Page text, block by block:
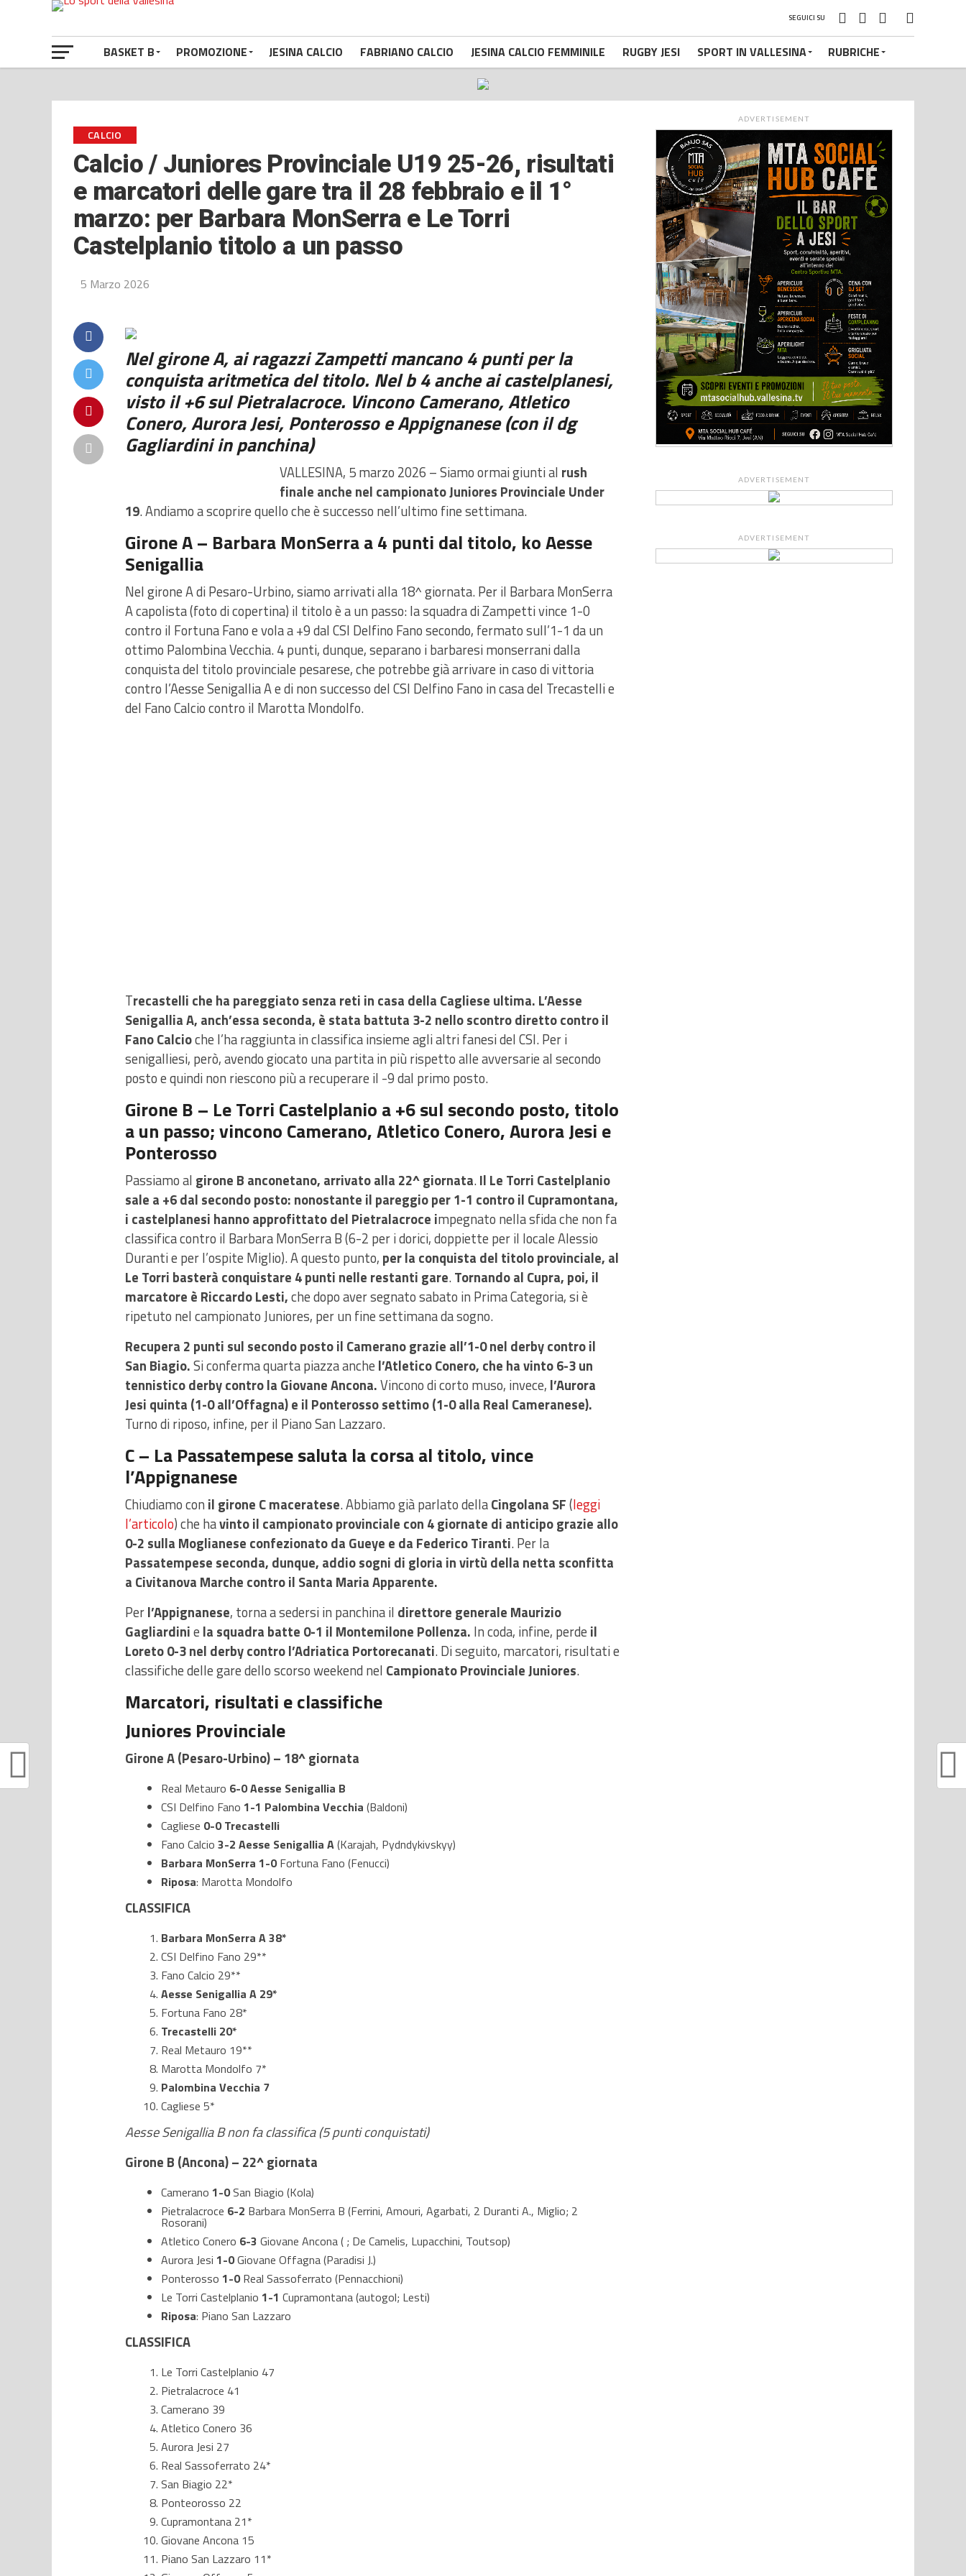
SEGUICI SU
BASKET B PROMOZIONE JESINA CALCIO FABRIANO CALCIO JESINA CALCIO FEMMINILE RUGBY JESI SPORT IN VALLESINA RUBRICHE
CALCIO
Calcio / Juniores Provinciale U19 25-26, risultati
e marcatori delle gare tra il 28 febbraio e il 1°
marzo: per Barbara MonSerra e Le Torri
Castelplanio titolo a un passo
5 Marzo 2026
Nel girone A, ai ragazzi Zampetti mancano 4 punti per la
conquista aritmetica del titolo. Nel b 4 anche ai castelplanesi,
visto il +6 sul Pietralacroce. Vincono Camerano, Atletico
Conero, Aurora Jesi, Ponterosso e Appignanese (con il dg
Gagliardini in panchina)
VALLESINA, 5 marzo 2026 – Siamo ormai giunti al rush
finale anche nel campionato Juniores Provinciale Under
19. Andiamo a scoprire quello che è successo nell’ultimo fine settimana.
Girone A – Barbara MonSerra a 4 punti dal titolo, ko Aesse
Senigallia
Nelgirone A di Pesaro-Urbino, siamo arrivati alla 18^ giornata. Peril Barbara MonSerra
A capolista(foto di copertina) il titolo è a un passo: la squadra di Zampetti vince 1-0
contro il Fortuna Fano e vola a +9 dal CSI Delfino Fano secondo, fermatosull’1-1 da un
ottimo Palombina Vecchia. 4 punti, dunque, separano i barbaresi monserrani dalla
conquista del titolo provinciale pesarese, che potrebbe già arrivare in caso di vittoria
contro l’Aesse Senigallia A e di non successo del CSI Delfino Fano in casa del Trecastelli e
del Fano Calcio contro il Marotta Mondolfo.
Trecastelli che ha pareggiato senza reti in casa della Cagliese ultima. L’Aesse
Senigallia A, anch’essa seconda, è stata battuta 3-2 nello scontro diretto contro il
Fano Calcioche l’ha raggiunta in classifica insieme agli altri fanesi del CSI. Per i
senigalliesi, però, avendo giocato una partita in più rispetto alle avversarie al secondo
posto e quindi non riescono più a recuperare il -9 dal primo posto.
Girone B – Le Torri Castelplanio a +6 sul secondo posto, titolo
a un passo; vincono Camerano, Atletico Conero, Aurora Jesi e
Ponterosso
Passiamo al girone B anconetano, arrivato alla 22^ giornata.Il Le Torri Castelplanio
sale a +6 dal secondo posto: nonostante il pareggio per 1-1 contro il Cupramontana,
i castelplanesi hanno approfittato del Pietralacroce impegnato nella sfida che non fa
classifica contro il Barbara MonSerra B (6-2 per i dorici, doppiette per il locale Alessio
Duranti e per l’ospite Miglio). A questo punto, per la conquista del titolo provinciale, al
Le Torri basterà conquistare 4 punti nelle restanti gare.Tornando al Cupra, poi, il
marcatore è Riccardo Lesti,che dopo aver segnato sabato in Prima Categoria, si è
ripetuto nel campionato Juniores, per un fine settimana da sogno.
Recupera 2 punti sul secondo posto il Camerano grazie all’1-0 nel derby contro il
San Biagio.Si conferma quarta piazza anche l’Atletico Conero, che ha vinto 6-3 un
tennistico derby contro la Giovane Ancona.Vincono di corto muso, invece, l’Aurora
Jesi quinta (1-0 all’Offagna) e il Ponterosso settimo (1-0 alla Real Cameranese).
Turno di riposo, infine, per il Piano San Lazzaro.
C – La Passatempese saluta la corsa al titolo, vince
l’Appignanese
Chiudiamo con il girone C maceratese. Abbiamo già parlato dellaCingolana SF(leggi
l’articolo) che havinto il campionato provinciale con 4 giornate di anticipo grazie allo
0-2 sulla Moglianese confezionato da Gueye e da Federico Tiranti. Per la
Passatempese seconda, dunque, addio sogni di gloria in virtù della netta sconfitta
a Civitanova Marche contro il Santa Maria Apparente.
Perl’Appignanese, torna a sedersi in panchina il direttore generale Maurizio
Gagliardinie la squadra batte 0-1 il Montemilone Pollenza. In coda, infine, perde il
Loreto 0-3 nel derby contro l’Adriatica Portorecanati. Di seguito, marcatori, risultati e
classifiche delle gare dello scorso weekend nel Campionato Provinciale Juniores.
Marcatori, risultati e classifiche
Juniores Provinciale
Girone A (Pesaro-Urbino) – 18^ giornata
Real Metauro 6-0 Aesse Senigallia B
CSI Delfino Fano 1-1 Palombina Vecchia (Baldoni)
Cagliese 0-0 Trecastelli
Fano Calcio 3-2 Aesse Senigallia A(Karajah, Pydndykivskyy)
Barbara MonSerra 1-0Fortuna Fano (Fenucci)
Riposa: Marotta Mondolfo
CLASSIFICA
Barbara MonSerra A 38*
CSI Delfino Fano 29**
Fano Calcio 29**
Aesse Senigallia A 29*
Fortuna Fano 28*
Trecastelli 20*
Real Metauro 19**
Marotta Mondolfo 7*
Palombina Vecchia 7
Cagliese 5*
Aesse Senigallia B non fa classifica (5 punti conquistati)
Girone B (Ancona) – 22^ giornata
Camerano 1-0San Biagio (Kola)
Pietralacroce 6-2 Barbara MonSerra B (Ferrini, Amouri, Agarbati, 2 Duranti A., Miglio; 2
Rosorani)
Atletico Conero 6-3 Giovane Ancona ( ; De Camelis, Lupacchini, Toutsop)
Aurora Jesi 1-0Giovane Offagna (Paradisi J.)
Ponterosso 1-0Real Sassoferrato (Pennacchioni)
Le Torri Castelplanio 1-1 Cupramontana (autogol; Lesti)
Riposa: Piano San Lazzaro
CLASSIFICA
Le Torri Castelplanio 47
Pietralacroce 41
Camerano 39
Atletico Conero 36
Aurora Jesi 27
Real Sassoferrato 24*
San Biagio 22*
Ponteorosso 22
Cupramontana 21*
Giovane Ancona 15
Piano San Lazzaro 11*
ADVERTISEMENT
ADVERTISEMENT
ADVERTISEMENT